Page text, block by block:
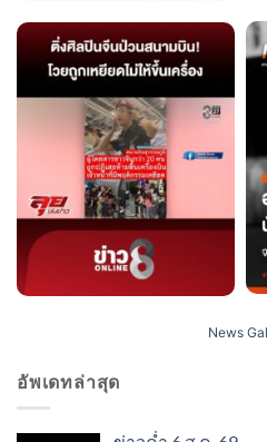
News
อัพเดทล่าสุด